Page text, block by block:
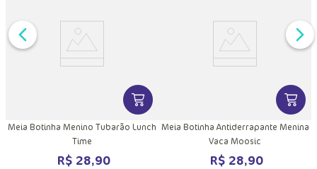
INFORMAÇÕES DO PRODUTOVER MAIS INFORMAÇÕES DO
Meia Botinha Menino Tubarão Lunch
Time
R$ 28,90
VER
Meia Botinha Antiderrapante Menina
Vaca Moosic
R$ 28,90